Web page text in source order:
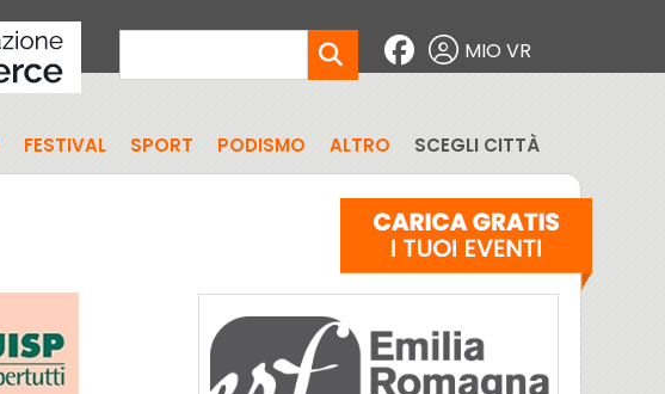
MIO VR
FESTIVAL SPORT PODISMO ALTRO SCEGLI CITTÀ